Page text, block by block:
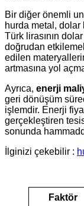
Bir diğer önemli
hurda metal, dolar
Türk lirasının
doğrudan
edilen
artmasına yol
Ayrıca, enerji
geri dönüşüm
işlemdir. Enerji
gerçekleştiren
sonunda
İlginizi çekebilir :
Faktör